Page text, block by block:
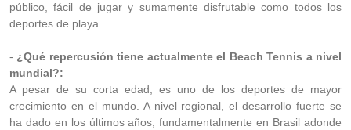
público, fácil de jugar y sumamente disfrutable como todos los
deportes de playa.
- ¿Qué repercusión tiene actualmente el Beach Tennis a nivel
mundial?:
A pesar de su corta edad, es uno de los deportes de mayor
crecimiento en el mundo. A nivel regional, el desarrollo fuerte se
ha dado en los últimos años, fundamentalmente en Brasil adonde